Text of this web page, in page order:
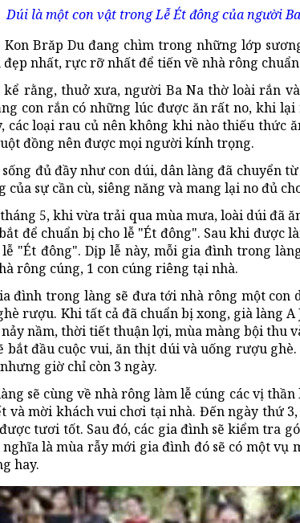
Dúi là một con vật trong Lễ Ét đông của người
Brăp Du đang chìm trong những lớp
nhất, rực rỡ nhất để tiến về nhà rông
rằng, thuở xưa, người Ba Na thờ loài rắn
con rắn có những lúc được ăn rất no, khi
các loại rau củ nên không khi nào thiếu thức
đồng nên được mọi người kính trọng.
đủ đầy như con dúi, dân làng đã chuyển
sự cần cù, siêng năng và mang lại no đủ
5, khi vừa trải qua mùa mưa, loài dúi đã
để chuẩn bị cho lễ "Ét đông". Sau khi được
"Ét đông". Dịp lễ này, mỗi gia đình trong
rông cúng, 1 con cúng riêng tại nhà.
đình trong làng sẽ đưa tới nhà rông một con
rượu. Khi tất cả đã chuẩn bị xong, già làng
nầm, thời tiết thuận lợi, mùa màng bội thu
bắt đầu cuộc vui, ăn thịt dúi và uống rượu
giờ chỉ còn 3 ngày.
sẽ cùng về nhà rông làm lễ cúng các vị
và mời khách vui chơi tại nhà. Đến ngày thứ
tươi tốt. Sau đó, các gia đình sẽ kiểm tra
là mùa rẫy mới gia đình đó sẽ có một
hay.